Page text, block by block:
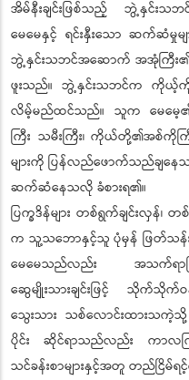
အိမ်နီးချင်းဖြစ်သည့် ဘွဲ့နှင်
မေမေနှင့် ရင်းနှီးသော ဆက်ဆံမှု
ဘွဲ့နှင်းသဘင်အဆောက် အအုံကြီး၏
ဖူးသည်။ ဘွဲ့နှင်းသဘင်က ကိုယ့်ကို
လိမ့်မည်ထင်သည်။ သူက မေမေ့၏
ကြီး သမီးကြီး၊ ကိုယ်တို့၏အစ်ကိုကြီ
များကို ပြန်လည်ဖောက်သည်ချ
ဆက်ဆံနေသလို ခံစားရ၏။
ပြက္ခဒိန်များ တစ်ရွက်ချင်းလှန်၊
က သူ့သဘောနှင့်သူ ပုံမှန် ဖြတ်သန်း
မေမေသည်လည်း အသက်ရာပ
ဆွေမျိုးသားချင်းဖြင့် သိုက်သိုက်
သွေးသား သစ်လောင်းထားသကဲ့
ပိုင်း ဆိုင်ရာသည်လည်း ကာလ
သင်ခန်းစာများနှင့်အတူ တည်ငြိမ်